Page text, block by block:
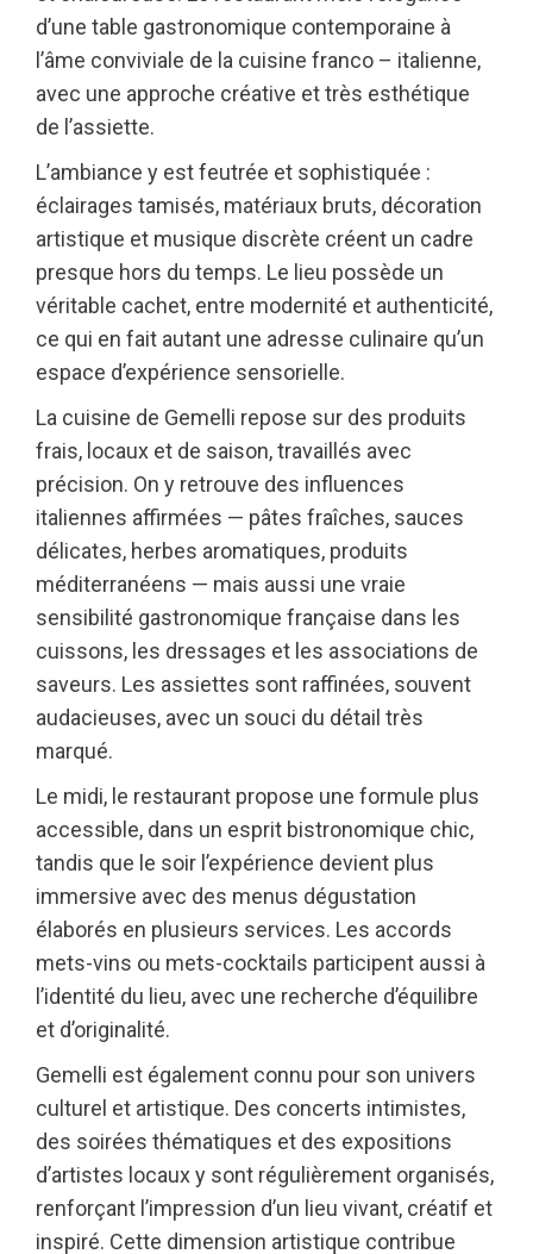
d’une table gastronomique contemporaine à
l’âme conviviale de la cuisine franco – italienne,
avec une approche créative et très esthétique
de l’assiette.
L’ambiance y est feutrée et sophistiquée :
éclairages tamisés, matériaux bruts, décoration
artistique et musique discrète créent un cadre
presque hors du temps. Le lieu possède un
véritable cachet, entre modernité et authenticité,
ce qui en fait autant une adresse culinaire qu’un
espace d’expérience sensorielle.
La cuisine de Gemelli repose sur des produits
frais, locaux et de saison, travaillés avec
précision. On y retrouve des influences
italiennes affirmées — pâtes fraîches, sauces
délicates, herbes aromatiques, produits
méditerranéens — mais aussi une vraie
sensibilité gastronomique française dans les
cuissons, les dressages et les associations de
saveurs. Les assiettes sont raffinées, souvent
audacieuses, avec un souci du détail très
marqué.
Le midi, le restaurant propose une formule plus
accessible, dans un esprit bistronomique chic,
tandis que le soir l’expérience devient plus
immersive avec des menus dégustation
élaborés en plusieurs services. Les accords
mets-vins ou mets-cocktails participent aussi à
l’identité du lieu, avec une recherche d’équilibre
et d’originalité.
Gemelli est également connu pour son univers
culturel et artistique. Des concerts intimistes,
des soirées thématiques et des expositions
d’artistes locaux y sont régulièrement organisés,
renforçant l’impression d’un lieu vivant, créatif et
inspiré. Cette dimension artistique contribue